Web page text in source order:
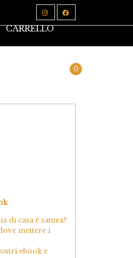
CARRELLO
0
di casa è satura?
mettere i
ebook e